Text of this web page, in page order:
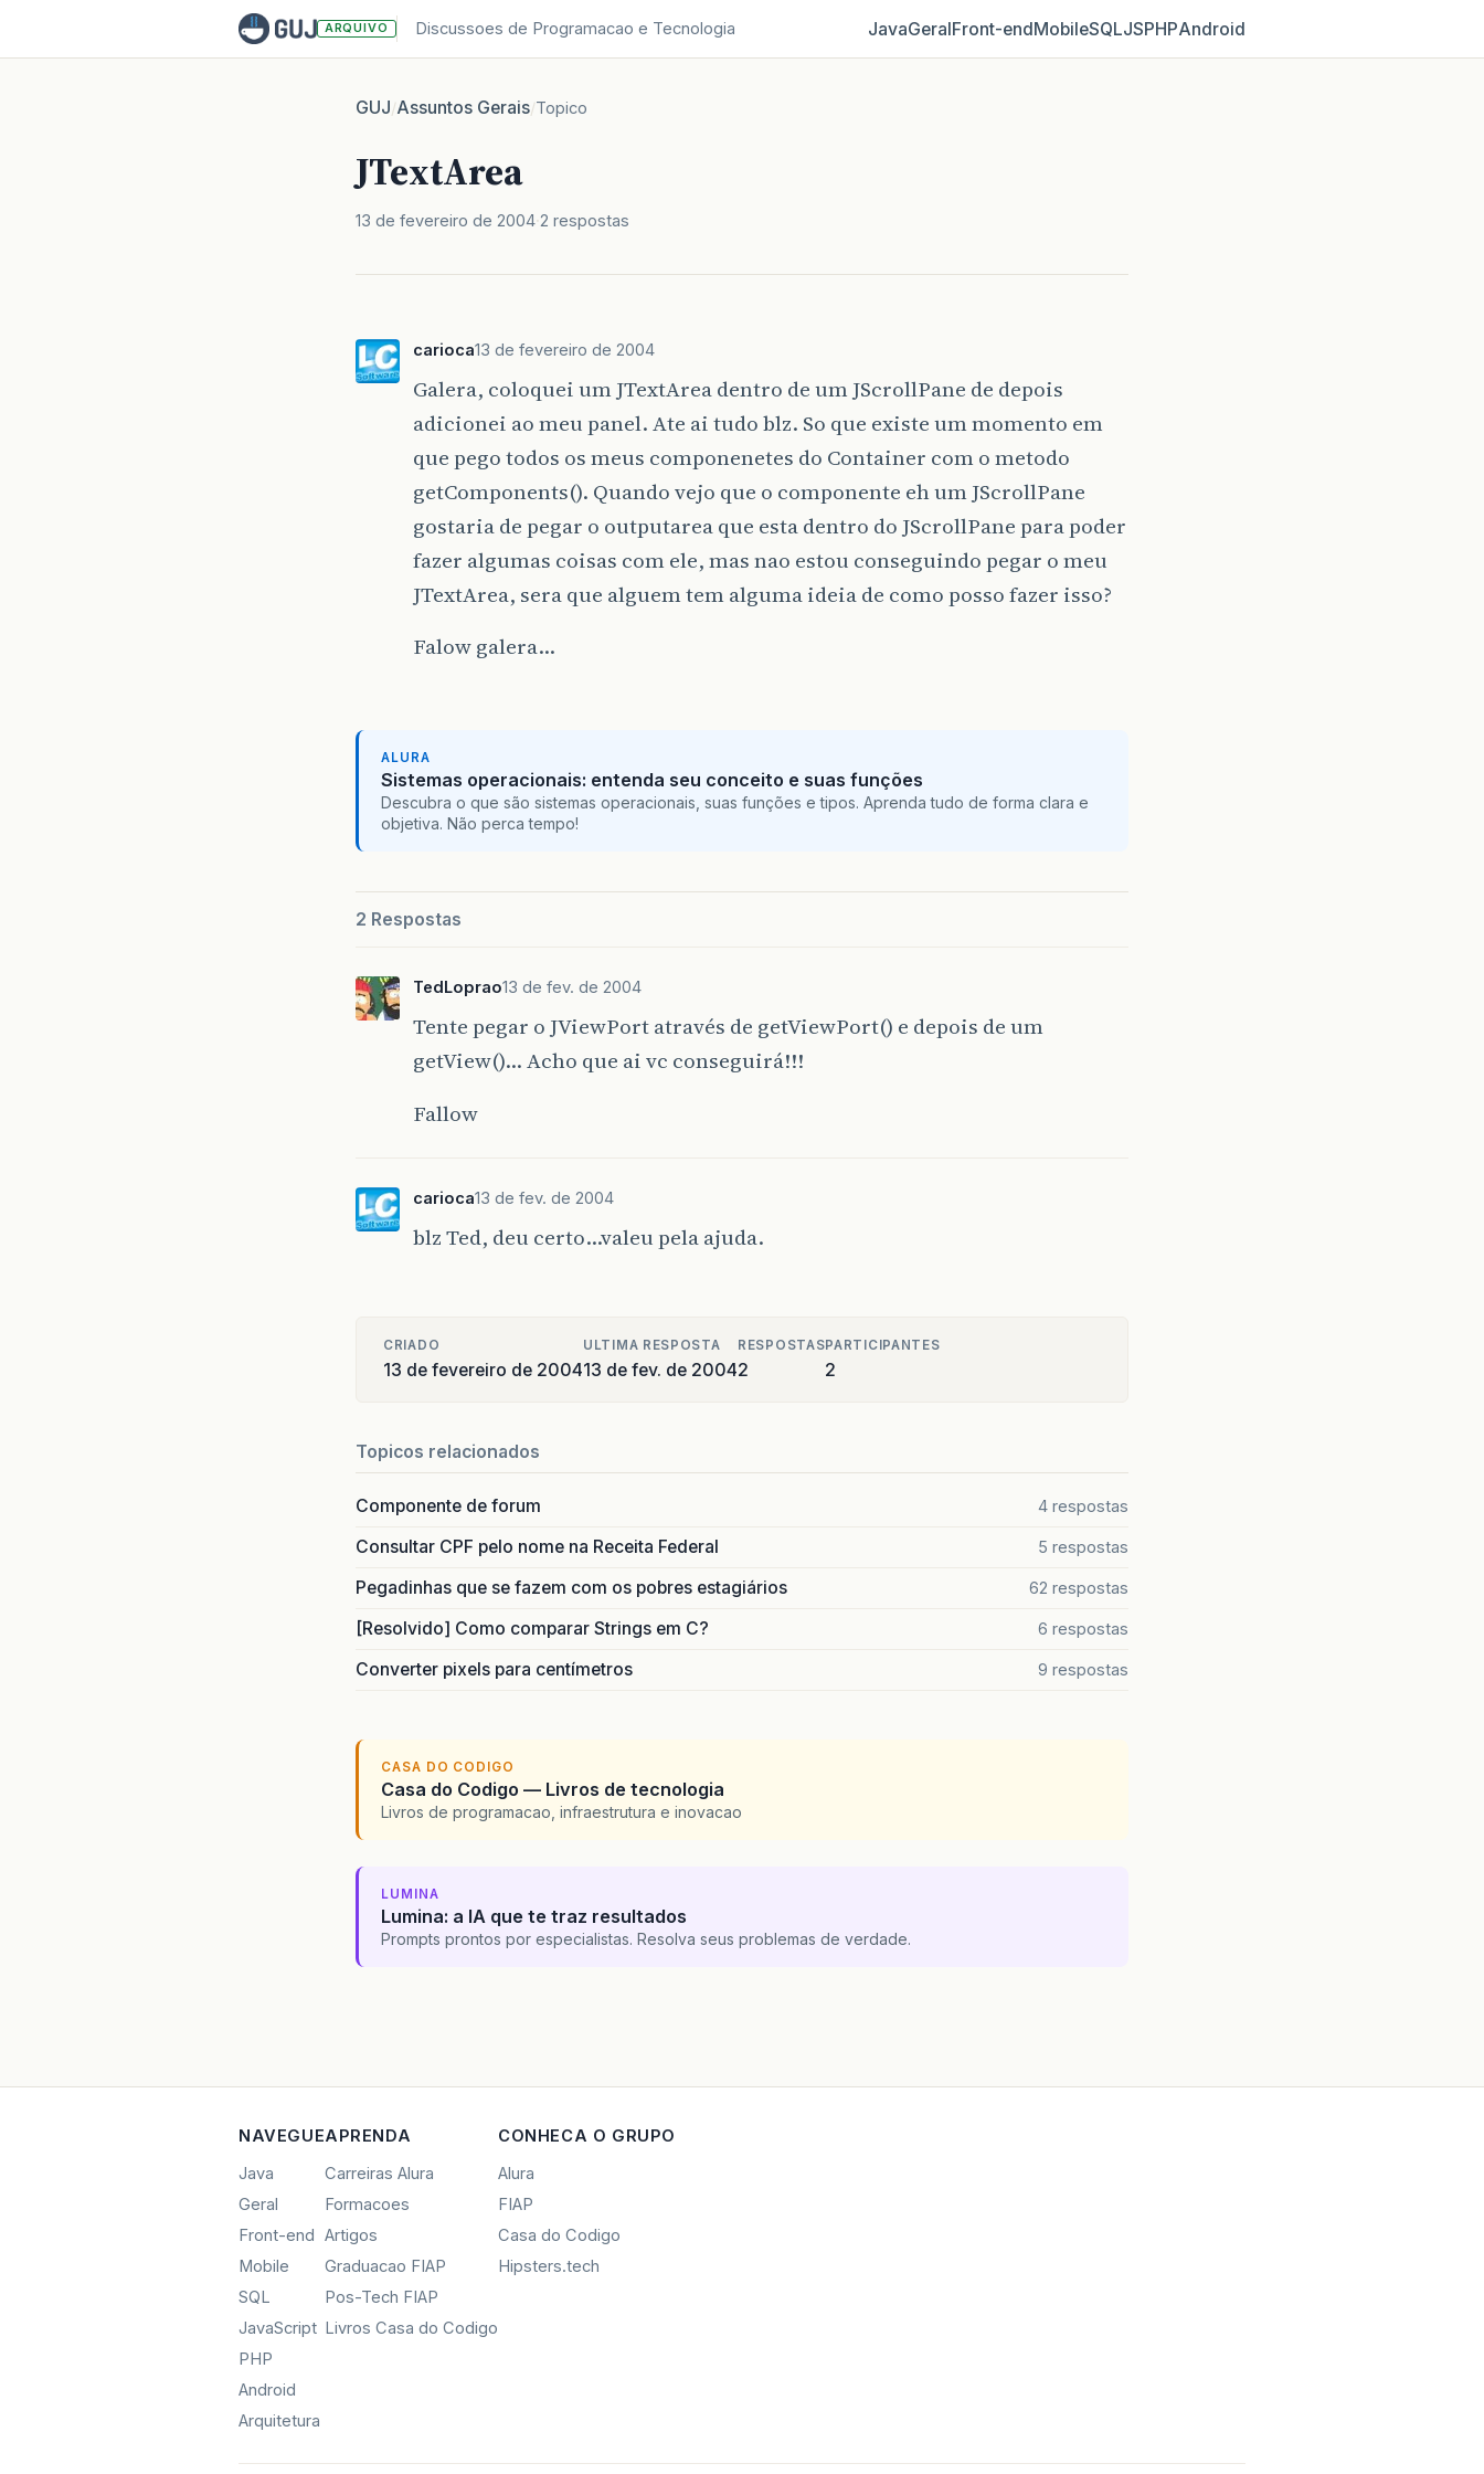
ARQUIVO Discussoes de Programacao e Tecnologia JavaGeralFront‑endMobileSQLJSPHPAndroid
GUJ/Assuntos Gerais/Topico
JTextArea
13 de fevereiro de 2004 2 respostas
carioca13 de fevereiro de 2004
Galera, coloquei um JTextArea dentro de um JScrollPane de depois
adicionei ao meu panel. Ate ai tudo blz. So que existe um momento em
que pego todos os meus componenetes do Container com o metodo
getComponents(). Quando vejo que o componente eh um JScrollPane
gostaria de pegar o outputarea que esta dentro do JScrollPane para poder
fazer algumas coisas com ele, mas nao estou conseguindo pegar o meu
JTextArea, sera que alguem tem alguma ideia de como posso fazer isso?
Falow galera…
ALURA
Sistemas operacionais: entenda seu conceito e suas funções
Descubra o que são sistemas operacionais, suas funções e tipos. Aprenda tudo de forma clara e
objetiva. Não perca tempo!
2 Respostas
TedLoprao13 de fev. de 2004
Tente pegar o JViewPort através de getViewPort() e depois de um
getView()… Acho que ai vc conseguirá!!!
Fallow
carioca13 de fev. de 2004
blz Ted, deu certo…valeu pela ajuda.
CRIADO
13 de fevereiro de 2004
ULTIMA RESPOSTA
13 de fev. de 2004
RESPOSTAS
2
PARTICIPANTES
2
Topicos relacionados
Componente de forum 4 respostas
Consultar CPF pelo nome na Receita Federal 5 respostas
Pegadinhas que se fazem com os pobres estagiários 62 respostas
[Resolvido] Como comparar Strings em C? 6 respostas
Converter pixels para centímetros 9 respostas
CASA DO CODIGO
Casa do Codigo — Livros de tecnologia
Livros de programacao, infraestrutura e inovacao
LUMINA
Lumina: a IA que te traz resultados
Prompts prontos por especialistas. Resolva seus problemas de verdade.
NAVEGUE
Java
Geral
Front-end
Mobile
SQL
JavaScript
PHP
Android
Arquitetura
APRENDA
Carreiras Alura
Formacoes
Artigos
Graduacao FIAP
Pos-Tech FIAP
Livros Casa do Codigo
CONHECA O GRUPO
Alura
FIAP
Casa do Codigo
Hipsters.tech